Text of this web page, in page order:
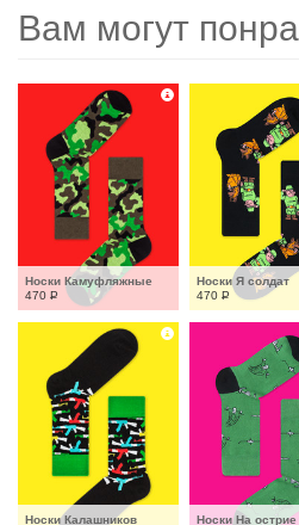
Вам могут
Носки Камуфляжные
470 Р
Носки Я солдат
470 Р
Носки Калашников
Носки На острие